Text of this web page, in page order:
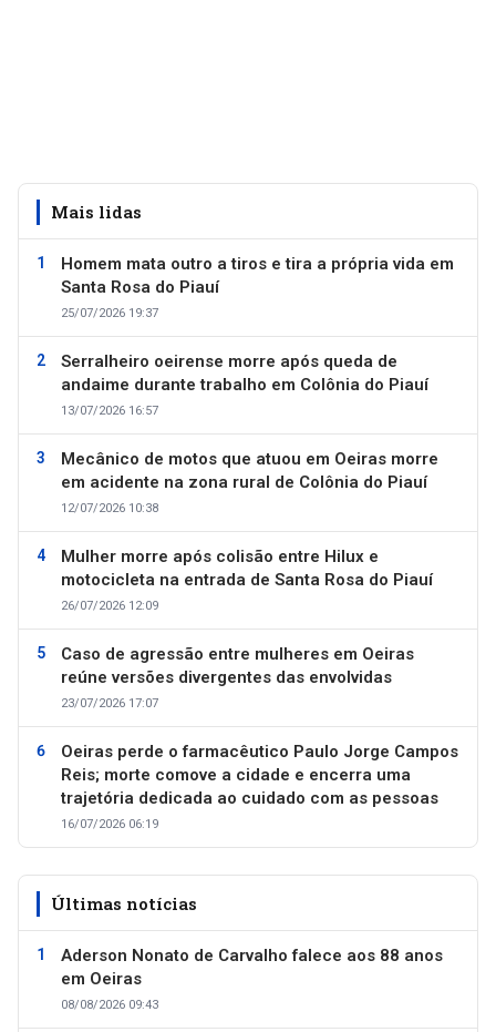
Mais lidas
Homem mata outro a tiros e tira a própria vida em
Santa Rosa do Piauí
25/07/2026 19:37
Serralheiro oeirense morre após queda de
andaime durante trabalho em Colônia do Piauí
13/07/2026 16:57
Mecânico de motos que atuou em Oeiras morre
em acidente na zona rural de Colônia do Piauí
12/07/2026 10:38
Mulher morre após colisão entre Hilux e
motocicleta na entrada de Santa Rosa do Piauí
26/07/2026 12:09
Caso de agressão entre mulheres em Oeiras
reúne versões divergentes das envolvidas
23/07/2026 17:07
Oeiras perde o farmacêutico Paulo Jorge Campos
Reis; morte comove a cidade e encerra uma
trajetória dedicada ao cuidado com as pessoas
16/07/2026 06:19
Últimas notícias
Aderson Nonato de Carvalho falece aos 88 anos
em Oeiras
08/08/2026 09:43